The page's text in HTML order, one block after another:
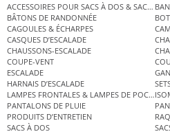
ACCESSOIRES POUR SACS À DOS & SACS
BÂTONS DE RANDONNÉE
CAGOULES & ÉCHARPES
CASQUES D’ESCALADE
CHAUSSONS-ESCALADE
COUPE-VENT
ESCALADE
HARNAIS D’ESCALADE
LAMPES FRONTALES & LAMPES DE POCHE
PANTALONS DE PLUIE
PRODUITS D’ENTRETIEN
SACS À DOS